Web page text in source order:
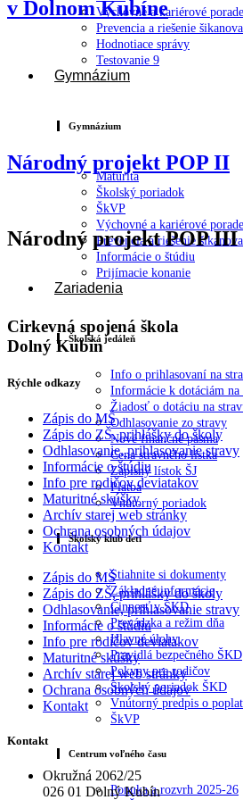
Výchovné a kariérové
Prevencia a riešenie
Hodnotiace správy
Testovanie 9
Gymnázium
Gymnázium
Maturita
Školský poriadok
ŠkVP
Výchovné a kariérové
Prevencia a riešenie
Informácie o štúdiu
Prijímacie konanie
Zariadenia
Školská jedáleň
Info o prihlasovaní na
Informácie k dotáciám na
Žiadosť o dotáciu na
Odhlasovanie zo stravy
Nové finančné pásma
Cena stravného lístka
Zápisný lístok ŠJ
Platba
Vnútorný poriadok
Školský klub deti
Stiahnite si dokumenty
Základné informácie
Činnosť v ŠKD
Prevádzka a režim dňa
Hlavné úlohy
Pravidlá bezpečného ŠKD
Pokyny pre rodičov
Školský poriadok ŠKD
Vnútorný predpis o
ŠkVP
Centrum voľného času
Ponuka a rozvrh 2025-26
v Dolnom Kubíne
Národný projekt POP II
Národný projekt POP III
Cirkevná spojená škola
Dolný Kubín
Rýchle odkazy
Zápis do MŠ
Zápis do ZŠ, prihlášky do školy
Odhlasovanie, prihlasovanie stravy
Informácie o štúdiu
Info pre rodičov deviatakov
Maturitné skúšky
Archív starej web stránky
Ochrana osobných údajov
Kontakt
Zápis do MŠ
Zápis do ZŠ, prihlášky do školy
Odhlasovanie, prihlasovanie stravy
Informácie o štúdiu
Info pre rodičov deviatakov
Maturitné skúšky
Archív starej web stránky
Ochrana osobných údajov
Kontakt
Kontakt
Okružná 2062/25
026 01 Dolný Kubín